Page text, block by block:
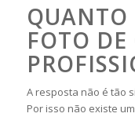
QUANTO
FOTO
A resposta não é tão
Por isso não existe